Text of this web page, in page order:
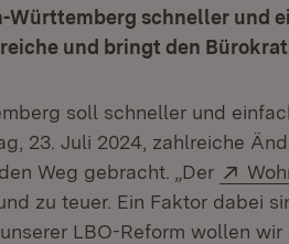
Württemberg schneller und
und bringt den
Fenster)soll schneller und
23. Juli 2024, zahlreiche
in neuem Fenster)
Weg gebracht. „Der
zu teuer. Ein Faktor dabei
LBO-Reform wollen